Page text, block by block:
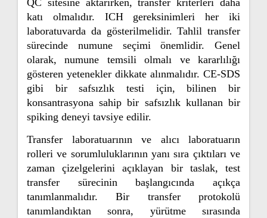
katı olmalıdır. ICH gereksinimleri her iki
laboratuvarda da gösterilmelidir. Tahlil transfer
sürecinde numune seçimi önemlidir. Genel
olarak, numune temsili olmalı ve kararlılığı
gösteren yetenekler dikkate alınmalıdır. CE-SDS
gibi bir safsızlık testi için, bilinen bir
konsantrasyona sahip bir safsızlık kullanan bir
spiking deneyi tavsiye edilir.
Transfer laboratuarının ve alıcı laboratuarın
rolleri ve sorumluluklarının yanı sıra çıktıları ve
zaman çizelgelerini açıklayan bir taslak, test
transfer sürecinin başlangıcında açıkça
tanımlanmalıdır. Bir transfer protokolü
tanımlandıktan sonra, yürütme sırasında